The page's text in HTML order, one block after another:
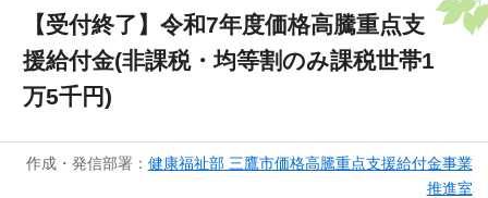
【受付終了】令和7年度価格高騰重点支
援給付金(非課税・均等割のみ課税世帯1
万5千円)
作成・発信部署： 健康福祉部 三鷹市価格高騰重点支援給付金事業
推進室